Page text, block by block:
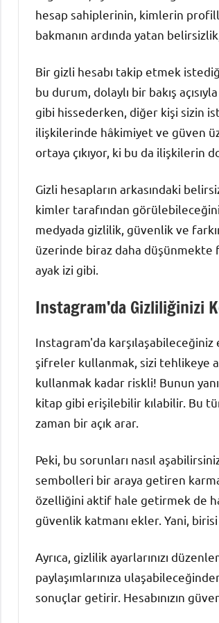
hesap sahiplerinin, kimlerin
bakmanın ardında yatan
Bir gizli hesabı takip etmek
bu durum, dolaylı bir bakış
gibi hissederken, diğer kişi sizin
ilişkilerinde hâkimiyet ve güven
ortaya çıkıyor, ki bu da ilişkilerin
Gizli hesapların arkasındaki
kimler tarafından
medyada gizlilik, güvenlik ve
üzerinde biraz daha düşünmekte
ayak izi gibi.
Instagram’da Gizliliğinizi
Instagram'da karşılaşabileceğiniz
şifreler kullanmak, sizi tehlikeye
kullanmak kadar riskli! Bunun
kitap gibi erişilebilir kılabilir. Bu
zaman bir açık arar.
Peki, bu sorunları nasıl
sembolleri bir araya getiren
özelliğini aktif hale getirmek de
güvenlik katmanı ekler. Yani,
Ayrıca, gizlilik ayarlarınızı
paylaşımlarınıza
sonuçlar getirir. Hesabınızın